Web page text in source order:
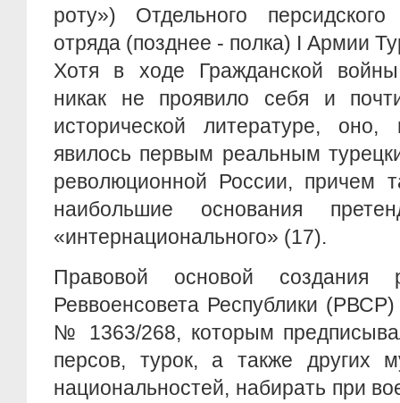
роту») Отдельного персидского
отряда (позднее - полка) I Армии
Хотя в ходе Гражданской
никак не проявило себя и
исторической литературе,
явилось первым реальным
революционной России, причем
наибольшие основания
«интернационального» (17).
Правовой основой создания
Реввоенсовета Республики (РВСР)
№ 1363/268, которым
персов, турок, а также других
национальностей, набирать при